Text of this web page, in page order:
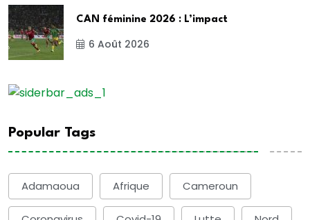
CAN féminine 2026 : L’impact
6 Août 2026
Popular Tags
Adamaoua Afrique Cameroun